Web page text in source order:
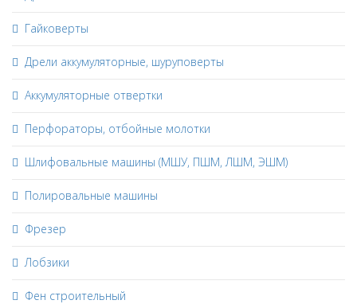
Гайковерты
Дрели аккумуляторные, шуруповерты
Аккумуляторные отвертки
Перфораторы, отбойные молотки
Шлифовальные машины (МШУ, ПШМ, ЛШМ, ЭШМ)
Полировальные машины
Фрезер
Лобзики
Фен строительный